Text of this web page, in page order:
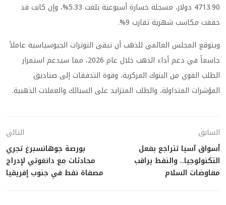
4713.90 دولار، مسجلة خسارة أسبوعية بلغت 5.33%، وإن كانت قد
حققت مكاسب شهرية تقارب 9%.
ويتوقع المجلس العالمي للذهب أن تبقى التوترات الجيوسياسية عاملاً
حاسماً في دعم أداء الذهب خلال عام 2026، مما سيدعم استمرار
الطلب القوي من البنوك المركزية، وقوة التدفقات إلى صناديق
المؤشرات المتداولة، والطلب المتزايد على السبائك والعملات الذهبية.
السابق
أسواق آسيا تتراجع بفعل
التكنولوجيا.. والنفط يراقب
مفاوضات السلام
التالي
بورصة جوهانسبرغ تجري
محادثات مع دانغوتي لإدراج
مصفاة نفط في جنوب إفريقيا